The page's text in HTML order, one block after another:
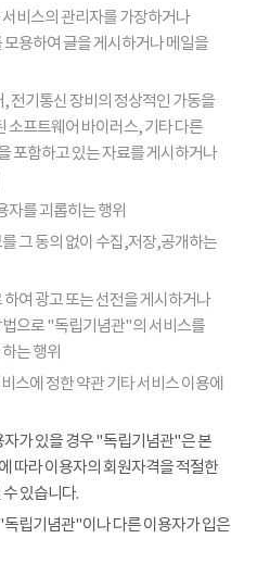
비스의 관리자를 가장하거나
용하여 글을 게시하거나 메일을
전기통신 장비의 정상적인 가동을
소프트웨어 바이러스, 기타 다른
포함하고 있는 자료를 게시하거나
를 괴롭히는 행위
그 동의 없이 수집,저장,공개하는
여 광고 또는 선전을 게시하거나
으로 "독립기념관"의 서비스를
는 행위
스에 정한 약관 기타 서비스 이용에
가 있을 경우 "독립기념관"은 본
따라 이용자의 회원자격을 적절한
있습니다.
립기념관"이나 다른 이용자가 입은